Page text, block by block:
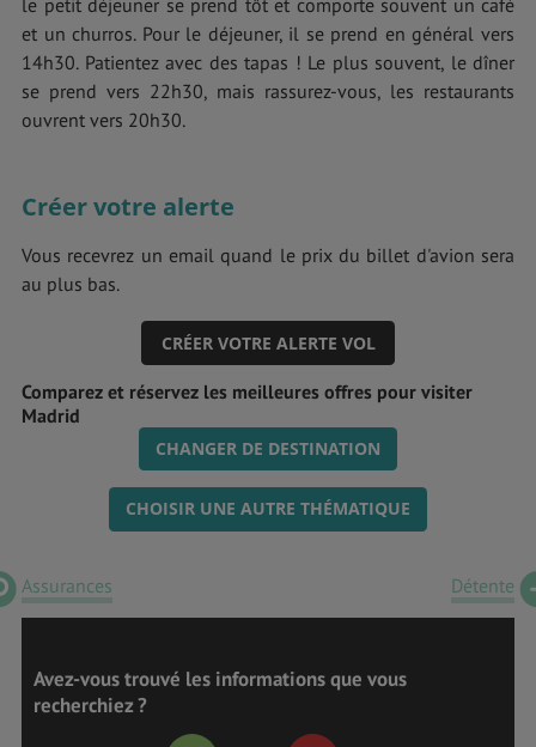
le petit déjeuner se prend tôt et comporte souvent un café
et un churros. Pour le déjeuner, il se prend en général vers
14h30. Patientez avec des tapas ! Le plus souvent, le dîner
se prend vers 22h30, mais rassurez-vous, les restaurants
ouvrent vers 20h30.
Créer votre alerte
Vous recevrez un email quand le prix du billet d'avion sera
au plus bas.
CRÉER VOTRE ALERTE VOL
Comparez et réservez les meilleures offres pour visiter
Madrid
CHANGER DE DESTINATION
CHOISIR UNE AUTRE THÉMATIQUE
Assurances Détente
Avez-vous trouvé les informations que vous
recherchiez ?